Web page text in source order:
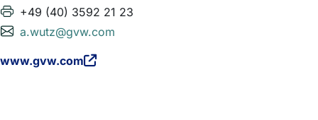
+49 (40) 3592 21 23
a.wutz@gvw.com
www.gvw.com